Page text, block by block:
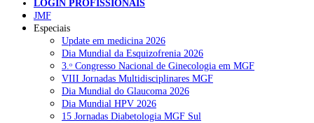
NOTÍCIAS RECENTES
Quase 11.900 jovens recorreram aos cheques psicólogo e
nutricionista no primeiro mês 7 de Agosto, 2026
ULS de Coimbra estreia cirurgia endoscópica do ouvido com
apoio robótico em Portugal 7 de Agosto, 2026
LOGIN PROFISSIONAIS
JMF
Especiais
Update em medicina 2026
Dia Mundial da Esquizofrenia 2026
3.ᵒ Congresso Nacional de Ginecologia em MGF
VIII Jornadas Multidisciplinares MGF
Dia Mundial do Glaucoma 2026
Dia Mundial HPV 2026
15 Jornadas Diabetologia MGF Sul